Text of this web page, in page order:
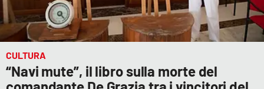
CULTURA
“Navi mute”, il libro sulla morte del